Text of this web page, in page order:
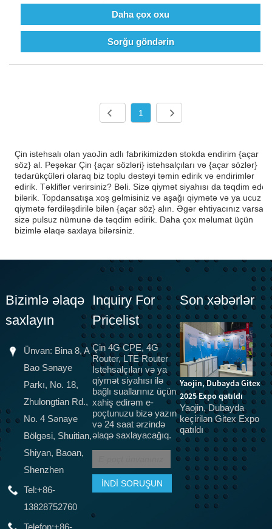
Daha çox oxu
Sorğu göndərin
1
Çin istehsalı olan yaoJin adlı fabrikimizdən stokda endirim {açar
söz} al. Peşəkar Çin {açar sözləri} istehsalçıları və {açar sözlər}
tədarükçüləri olaraq biz toplu dəstəyi təmin edirik və endirimlər
edirik. Təkliflər verirsiniz? Bəli. Sizə qiymət siyahısı da təqdim edə
bilərik. Topdansatışa xoş gəlmisiniz və aşağı qiymətə və ya ucuz
qiymətə fərdiləşdirilə bilən {açar söz} alın. Əgər ehtiyacınız varsa,
sizə pulsuz nümunə də təqdim edirik. Daha çox məlumat üçün
bizimlə əlaqə saxlaya bilərsiniz.
Bizimlə əlaqə
saxlayın
Ünvan: Bina 8, A
Bao Sənaye
Parkı, No. 18,
Zhulongtian Rd.,
No. 4 Sənaye
Bölgəsi, Shuitian,
Shiyan, Baoan,
Shenzhen
Tel:+86-
13828752760
Telefon:+86-
Inquiry For
Pricelist
Çin 4G CPE, 4G
Router, LTE Router
İstehsalçıları və ya
qiymət siyahısı ilə
bağlı suallarınız üçün
xahiş edirəm e-
poçtunuzu bizə yazın
və 24 saat ərzində
əlaqə saxlayacağıq.
Son xəbərlər
5G optik lif, ev
genişzolaqlı üçün 5G
CPE terminalları, CPE
avadanlıq sertifikatı,
SRRC, CTA əvəz etmək
Əslində, bir çox insan
3G və 4G dövründə
bu cür MIFI.
Yaojin, Dubayda Gitex
2025 Expo qatıldı
Yaojin, Dubayda
keçirilən Gitex Expo
qatıldı